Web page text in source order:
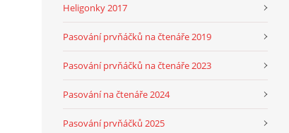
Heligonky 2017
Pasování prvňáčků na čtenáře 2019
Pasování prvňáčků na čtenáře 2023
Pasování na čtenáře 2024
Pasování prvňáčků 2025